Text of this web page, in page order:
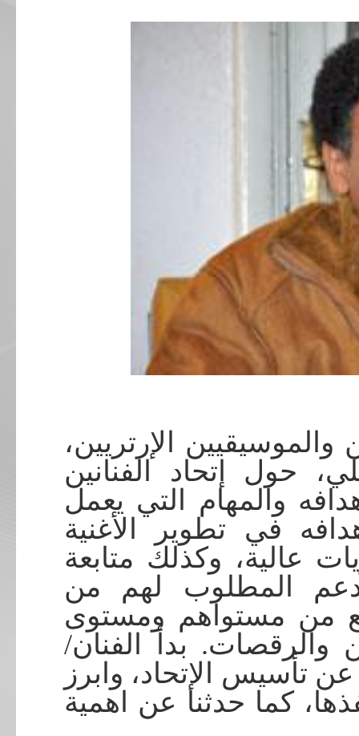
الإرتريين،
حول إتحاد الفنانين
والمهام التي يعمل
في تطوير الأغنية
عالية، وكذلك متابعة
المطلوب لهم من
من مستواهم ومستوى
والرقصات. بدأ الفنان/
تأسيس الإتحاد، وابرز
كما حدثنا عن اهمية